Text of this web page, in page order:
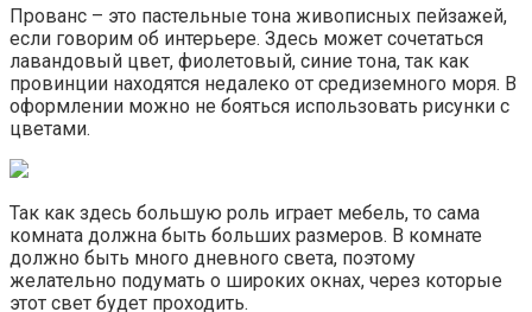
Прованс – это пастельные тона живописных пейзажей,
если говорим об интерьере. Здесь может сочетаться
лавандовый цвет, фиолетовый, синие тона, так как
провинции находятся недалеко от средиземного моря. В
оформлении можно не бояться использовать рисунки с
цветами.
Так как здесь большую роль играет мебель, то сама
комната должна быть больших размеров. В комнате
должно быть много дневного света, поэтому
желательно подумать о широких окнах, через которые
этот свет будет проходить.